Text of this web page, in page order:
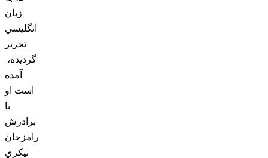
زبان
انگليسي
تحرير
گرديده،
آمده
است او
با
برادرش
رامزجان
نيکزي